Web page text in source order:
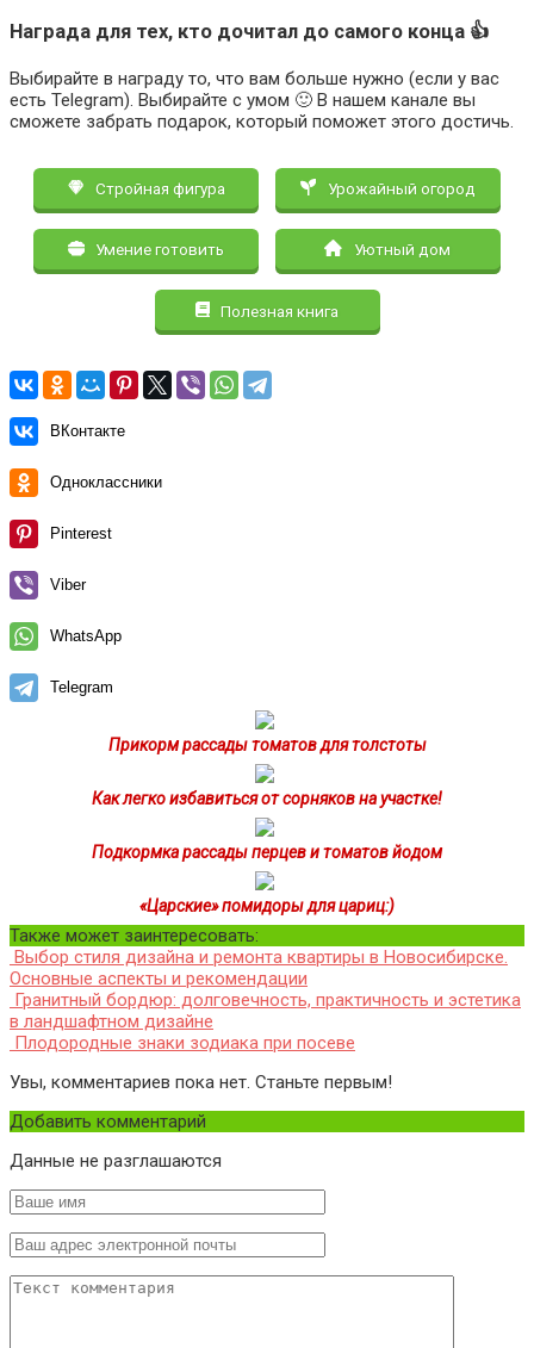
Награда для тех, кто дочитал до самого конца 👍
Выбирайте в награду то, что вам больше нужно (если у вас
есть Telegram). Выбирайте с умом 🙂 В нашем канале вы
сможете забрать подарок, который поможет этого достичь.
Стройная фигура Урожайный огород
Умение готовить Уютный дом
Полезная книга
ВКонтакте
Одноклассники
Pinterest
Viber
WhatsApp
Telegram
Прикорм рассады томатов для толстоты
Как легко избавиться от сорняков на участке!
Подкормка рассады перцев и томатов йодом
«Царские» помидоры для цариц:)
Также может заинтересовать:
Выбор cтиля дизайна и ремонта квартиры в Новосибирске.
Основные аспекты и рекомендации
Гранитный бордюр: долговечность, практичность и эстетика
в ландшафтном дизайне
Плодородные знаки зодиака при посеве
Увы, комментариев пока нет. Станьте первым!
Добавить комментарий
Данные не разглашаются